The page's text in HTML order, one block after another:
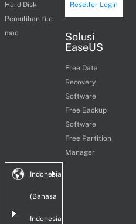
Hard Disk
Pemulihan file
mac
Reseller Login
Solusi
EaseUS
Free Data
Recovery
Software
Free Backup
Software
Free Partition
Manager
Indonesia
(Bahasa
Indonesia